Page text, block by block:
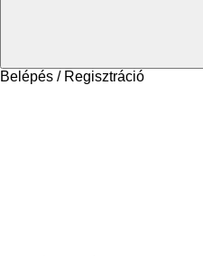
Belépés / Regisztráció